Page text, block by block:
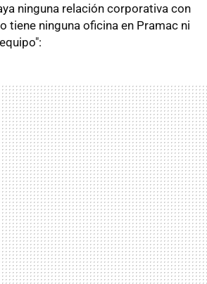
ninguna relación corporativa con
tiene ninguna oficina en Pramac ni